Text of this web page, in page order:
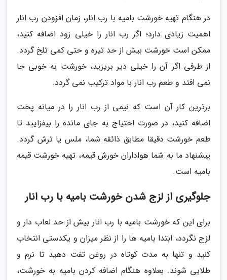
در هنگام تهیه خورشت بامیه با رب انار، زمان افزودن رب انار
اهمیت زیادی دارد؛ اگر رب انار را خیلی زود اضافه کنید،
ممکن است خورشت بیش از حد تیره و حتی کمی تلخ گردد.
از طرفی اگر آن را خیلی دیر بریزید، خورشت به خوبی جا
نمی افتد و طعم رب انار با مواد ترکیب نمی گردد.
برترین کار آن است که نیمی از رب انار را در میانه پخت
اضافه کنید، در صورت احتیاج به جای مانده را بیفزایید تا
طعم خورشت دقیقا مطابق ذائقه شما، ملس یا ترش گردد.
پیشنهاد ما به شما هواداران خورش قیمه، تهیه خورشت قیمه
بامیه است.
جلوگیری از لزج شدن خورشت بامیه با رب انار
برای این که خورشت بامیه با رب انار بیش از حد لعاب دار و
لزج نگردد، ابتدا بامیه ها را از نظر میزان و یکدستی انتخاب
کنید و تنها به مدت کوتاه در روغن تفت دهید تا نرم و
طلایی شوند. بعلاوه هنگام اضافه کردن بامیه به خورشت،